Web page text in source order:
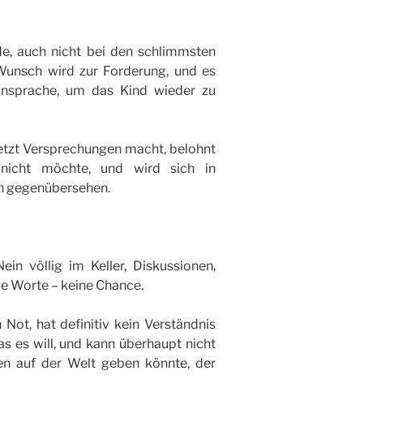
auch nicht bei den schlimmsten
wird zur Forderung, und es
um das Kind wieder zu
Versprechungen macht, belohnt
möchte, und wird sich in
gegenübersehen.
völlig im Keller, Diskussionen,
Worte – keine Chance.
hat definitiv kein Verständnis
es will, und kann überhaupt nicht
auf der Welt geben könnte, der